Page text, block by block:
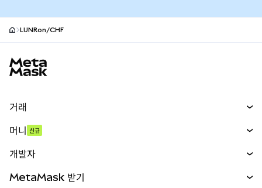
LUNRon/CHF
거래
무기한 선물
실물자산
머니 신규
개발자
MetaMask 받기